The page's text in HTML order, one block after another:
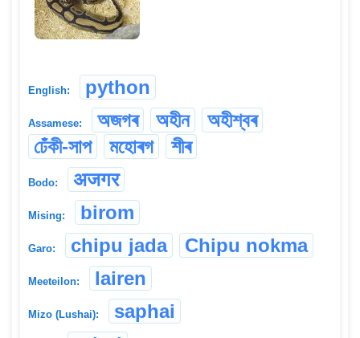
English: python
Assamese: অজগৰ অহীন
অহীশ্বৰ
ঢেঁকী-সাপ
মহোৰগ শীৰ
Bodo: अजगर
Mising: birom
Garo: chipu jada Chipu nokma
Meeteilon: lairen
Mizo (Lushai):
saphai